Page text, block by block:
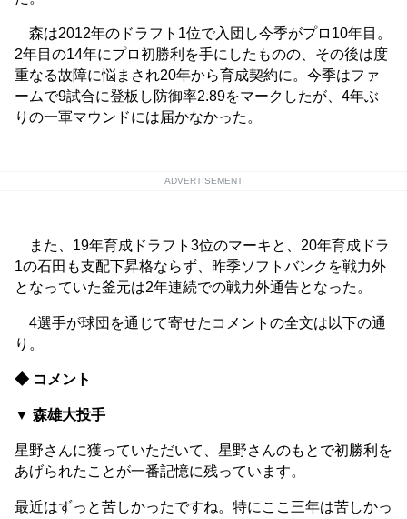
森は2012年のドラフト1位で入団し今季がプロ10年目。
2年目の14年にプロ初勝利を手にしたものの、その後は度
重なる故障に悩まされ20年から育成契約に。今季はファ
ームで9試合に登板し防御率2.89をマークしたが、4年ぶ
りの一軍マウンドには届かなかった。
ADVERTISEMENT
また、19年育成ドラフト3位のマーキと、20年育成ドラ
1の石田も支配下昇格ならず、昨季ソフトバンクを戦力外
となっていた釜元は2年連続での戦力外通告となった。
4選手が球団を通じて寄せたコメントの全文は以下の通
り。
◆ コメント
▼ 森雄大投手
星野さんに獲っていただいて、星野さんのもとで初勝利を
あげられたことが一番記憶に残っています。
最近はずっと苦しかったですね。特にここ三年は苦しかっ